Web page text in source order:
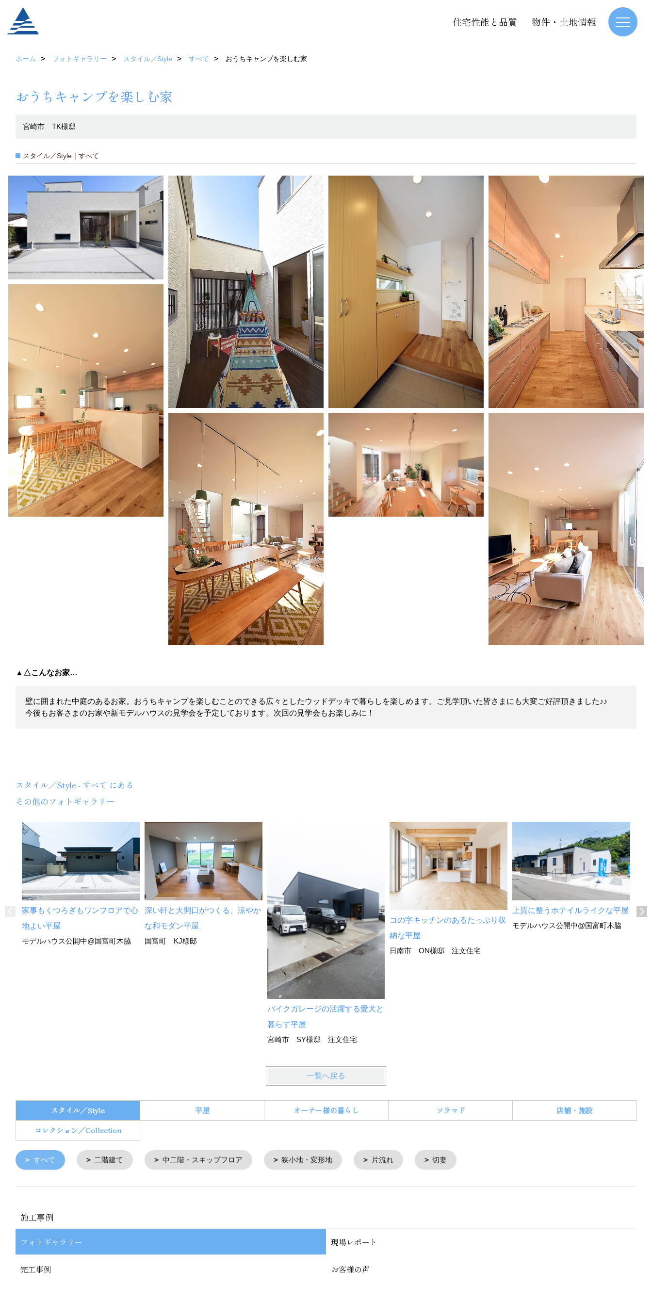
住宅性能と品質 物件・土地情報
ホーム フォトギャラリー スタイル／Style すべて おうちキャンプを楽しむ家
おうちキャンプを楽しむ家
宮崎市 TK様邸
スタイル／Style｜すべて
▲△こんなお家…
壁に囲まれた中庭のあるお家。おうちキャンプを楽しむことのできる広々としたウッドデッキで暮らしを楽しめます。ご見学頂いた皆さまにも大変ご好評頂きました♪♪
今後もお客さまのお家や新モデルハウスの見学会を予定しております。次回の見学会もお楽しみに！
スタイル／Style - すべて にある
その他のフォトギャラリー
家事もくつろぎもワンフロアで心
地よい平屋
モデルハウス公開中@国富町木脇
深い軒と大開口がつくる、涼やか
な和モダン平屋
国富町 KJ様邸
バイクガレージの活躍する愛犬と
暮らす平屋
宮崎市 SY様邸 注文住宅
コの字キッチンのあるたっぷり収
納な平屋
日南市 ON様邸 注文住宅
上質に整うホテイルライクな平屋
モデルハウス公開中@国富町木脇
家
一覧へ戻る
スタイル／Style 平屋 オーナー様の暮らし ソラマド
店舗・施設
コレクション／Collection
すべて 二階建て 中二階・スキップフロア 狭小地・変形地 片流れ 切妻
施工事例
フォトギャラリー 現場レポート
完工事例 お客様の声